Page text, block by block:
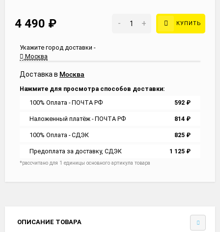
4 490 ₽ - + КУПИТЬ
Укажите город доставки -
Москва
Доставка в Москва
Нажмите для просмотра способов доставки:
100% Оплата - ПОЧТА РФ
592 ₽
Наложенный платёж - ПОЧТА РФ 814 ₽
100% Оплата - СДЭК 825 ₽
Предоплата за доставку, СДЭК 1 125 ₽
*рассчитано для 1 единицы основного артикула товара
ОПИСАНИЕ ТОВАРА